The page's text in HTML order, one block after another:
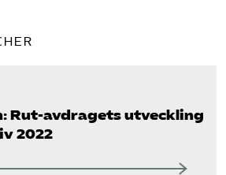
Rut-avdragets utveckling
2022